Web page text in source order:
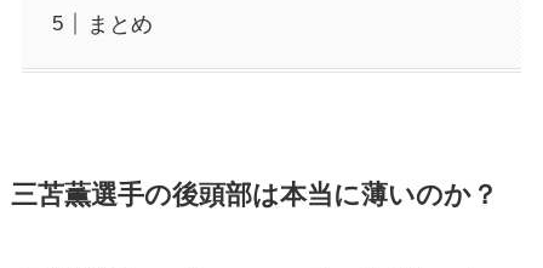
まとめ
三苫薫選手の後頭部は本当に薄いのか？